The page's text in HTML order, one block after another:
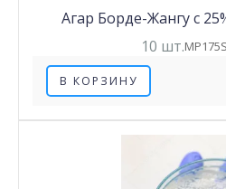
Агар Борде-Жангу с
10 шт.
В КОРЗИНУ